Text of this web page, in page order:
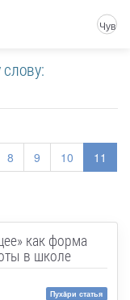
Чув
8 9 10
11
как форма
в школе
Пухăри статья